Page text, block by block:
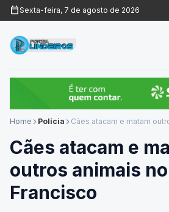
calendar_todaySexta-feira, 7 de agosto de 2026
Cães atacam e
outros animais
Francisco